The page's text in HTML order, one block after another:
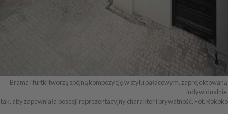
Brama i furtki tworzą spójną kompozycję w stylu pałacowym, zaprojektowaną
indywidualnie
tak, aby zapewniała posesji reprezentacyjny charakter i prywatność. Fot. Rokoko